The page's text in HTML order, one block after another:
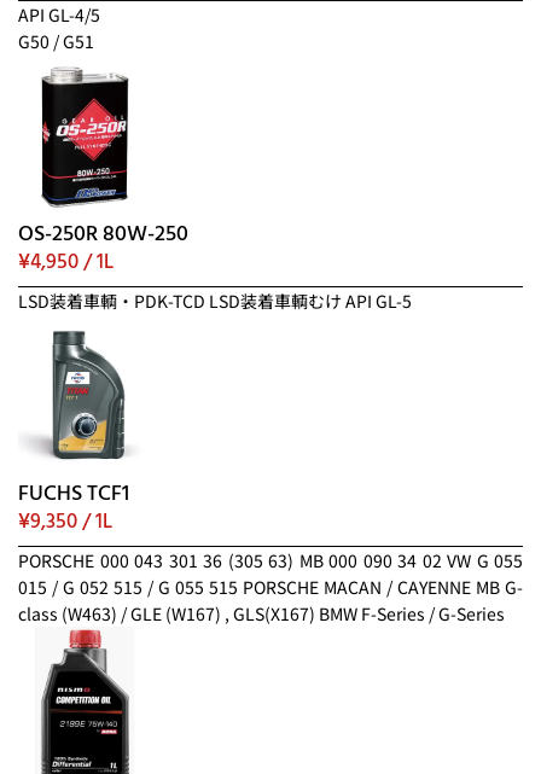
API GL-4/5
G50 / G51
OS-250R 80W-250
¥4,950 / 1L
LSD装着車輌・PDK-TCD LSD装着車輌むけ API GL-5
FUCHS TCF1
¥9,350 / 1L
PORSCHE 000 043 301 36 (305 63) MB 000 090 34 02 VW G 055
015 / G 052 515 / G 055 515 PORSCHE MACAN / CAYENNE MB G-
class (W463) / GLE (W167) , GLS(X167) BMW F-Series / G-Series